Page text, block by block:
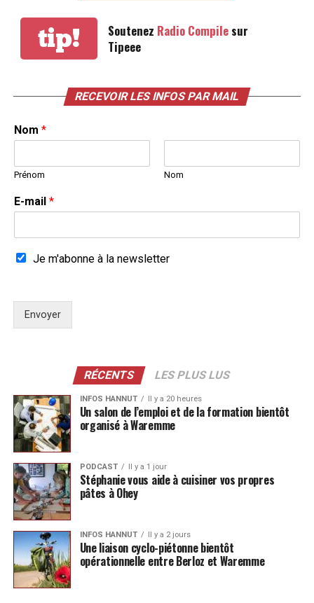
SUIVANT
Jolie vidéo de présentation du club de tennis hannutois
À Hannut, mise en place d’une zone cyclable dans le
centre-ville
tip! Soutenez Radio Compilesur
Tipeee
RECEVOIR LES INFOS PAR MAIL
Nom *
Prénom Nom
E-mail *
Je m'abonne à la newsletter
Envoyer
RÉCENTS LES PLUS LUS
INFOS HANNUT Il y a 20 heures
Un salon de l’emploi et de la formation bientôt
organisé à Waremme
PODCAST Il y a 1 jour
Stéphanie vous aide à cuisiner vos propres
pâtes à Ohey
INFOS HANNUT Il y a 2 jours
Une liaison cyclo-piétonne bientôt
opérationnelle entre Berloz et Waremme